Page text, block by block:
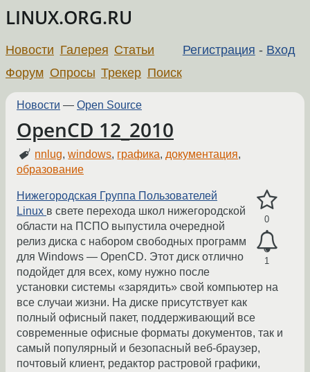
LINUX.ORG.RU
Регистрация - Вход
Новости Галерея Статьи
Форум Опросы Трекер Поиск
Новости — Open Source
OpenCD 12_2010
nnlug,windows, графика,документация,
образование
0
1
Нижегородская Группа Пользователей
Linux в свете перехода школ нижегородской
области на ПСПО выпустила очередной
релиз диска с набором свободных программ
для Windows — OpenCD. Этот диск отлично
подойдет для всех, кому нужно после
установки системы «зарядить» свой компьютер на
все случаи жизни. На диске присутствует как
полный офисный пакет, поддерживающий все
современные офисные форматы документов, так и
самый популярный и безопасный веб-браузер,
почтовый клиент, редактор растровой графики,